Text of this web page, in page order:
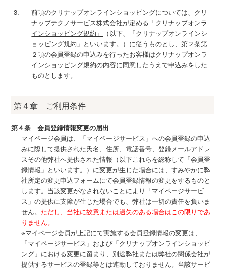
前項のクリナップオンラインショッピングについては、クリ
ナップテクノサービス株式会社が定める 「クリナップオンラ
インショッピング規約」
（以下、「クリナップオンラインシ
ョッピング規約」といいます。）に従うものとし、第２条第
２項の会員登録の申込みを行ったお客様はクリナップオンラ
インショッピング規約の内容に同意したうえで申込みをした
ものとします。
第４章 ご利用条件
第４条 会員登録情報変更の届出
マイページ会員は、「マイページサービス」への会員登録の申込
みに際して提供された氏名、住所、電話番号、登録メールアドレ
スその他弊社へ提供された情報（以下これらを総称して「会員登
録情報」といいます。）に変更が生じた場合には、すみやかに弊
社所定の変更申込フォームにて会員登録情報の変更をするものと
します。当該変更がなされないことにより「マイページサービ
ス」の提供に支障が生じた場合でも、弊社は一切の責任を負いま
せん。 ただし、当社に故意または過失のある場合はこの限りであ
りません。
※マイページ会員が上記にて実施する会員登録情報の変更は、
「マイページサービス」および「クリナップオンラインショッピ
ング」における変更に留まり、別途弊社または弊社の関係会社が
提供するサービスの登録等とは連動しておりません。当該サービ